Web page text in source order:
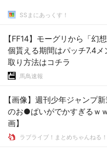
SSまにあっくす！
【FF14】モーグリから「幻
個貰える期間はパッチ7.4メ
取り方法はコチラ
馬鳥速報
【画像】週刊少年ジャンプ
のお●ぱいがでかすぎるｗ
画】
ラブライブ！まとめちゃんねる！